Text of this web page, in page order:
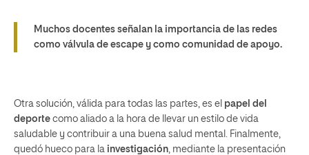
Muchos docentes señalan la importancia de las redes
como válvula de escape y como comunidad de apoyo.
Otra solución, válida para todas las partes, es el papel del
deporte como aliado a la hora de llevar un estilo de vida
saludable y contribuir a una buena salud mental. Finalmente,
quedó hueco para la investigación , mediante la presentación